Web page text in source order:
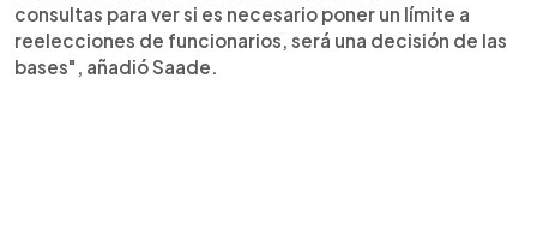
consultas para ver si es necesario poner un límite a
reelecciones de funcionarios, será una decisión de las
bases", añadió Saade.